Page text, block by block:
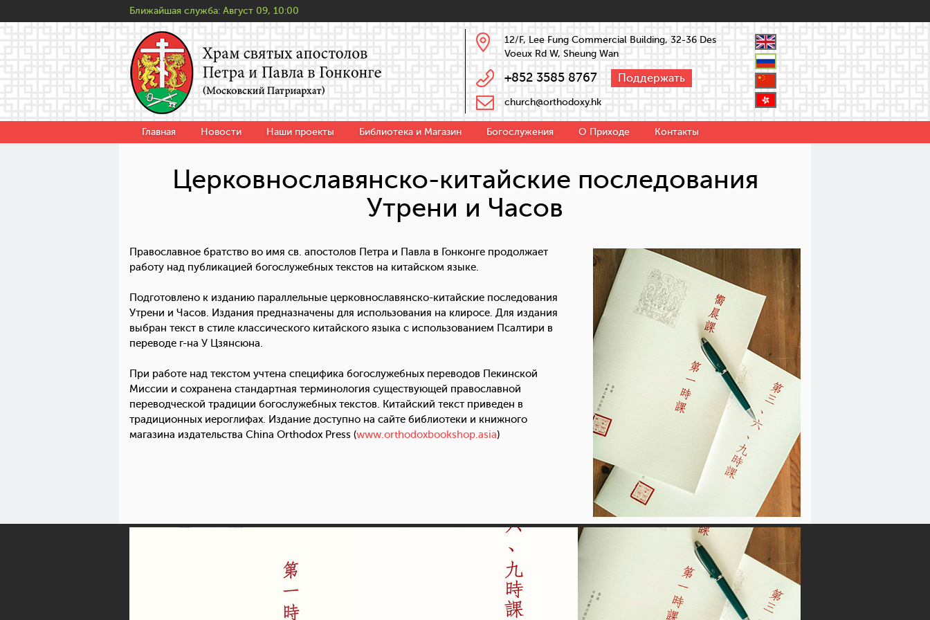
Ближайшая служба: Август 09, 10:00
12/F, Lee Fung Commercial Building, 32-36 Des
Voeux Rd W, Sheung Wan
+852 3585 8767 Поддержать
church@orthodoxy.hk
Главная Новости Наши проекты Библиотека и Магазин Богослужения О Приходе Контакты
Церковнославянско-китайские последования
Утрени и Часов
Православное братство во имя св. апостолов Петра и Павла в Гонконге продолжает
работу над публикацией богослужебных текстов на китайском языке.
Подготовлено к изданию параллельные церковнославянско-китайские последования
Утрени и Часов. Издания предназначены для использования на клиросе. Для издания
выбран текст в стиле классического китайского языка с использованием Псалтири в
переводе г-на У Цзянсюна.
При работе над текстом учтена специфика богослужебных переводов Пекинской
Миссии и сохранена стандартная терминология существующей православной
переводческой традиции богослужебных текстов. Китайский текст приведен в
традиционных иероглифах. Издание доступно на сайте библиотеки и книжного
магазина издательства China Orthodox Press (www.orthodoxbookshop.asia)